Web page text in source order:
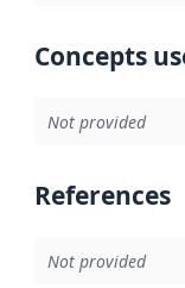
Concepts
Not provided
References
Not provided